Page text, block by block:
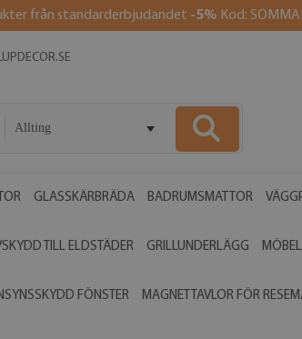
från standarderbjudandet -5% Kod:
Allting
GLASSKÄRBRÄDA BADRUMSMATTOR
TILL ELDSTÄDER GRILLUNDERLÄGG
FÖNSTER MAGNETTAVLOR FÖR